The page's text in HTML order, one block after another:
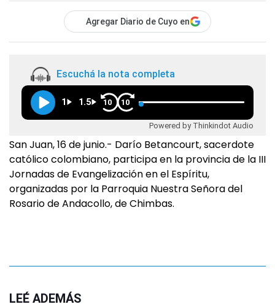
Agregar Diario de Cuyo en
Escuchá la nota completa
1 1.5 10 10
Powered by Thinkindot Audio
San Juan, 16 de junio.- Darío Betancourt, sacerdote
católico colombiano, participa en la provincia de la III
Jornadas de Evangelización en el Espíritu,
organizadas por la Parroquia Nuestra Señora del
Rosario de Andacollo, de Chimbas.
LEÉ ADEMÁS